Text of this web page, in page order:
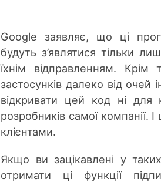
Google заявляє, що ці
будуть з’являтися тільки
їхнім відправленням.
застосунків далеко від очей
відкривати цей код ні для
розробників самої
клієнтами.
Якщо ви зацікавлені у
отримати ці функції